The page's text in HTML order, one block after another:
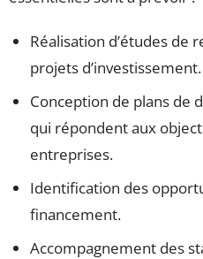
Réalisation d’études de
projets d’investissement.
Conception de plans de
qui répondent aux
entreprises.
Identification des
financement.
Accompagnement des